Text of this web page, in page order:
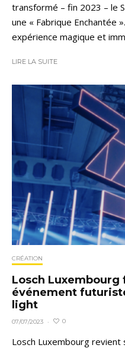
transformé – fin 2023 – le
une « Fabrique Enchantée
expérience magique et
LIRE LA SUITE
CRÉATION
Losch Luxembourg
événement
light
07/07/2023 · 0
Losch Luxembourg